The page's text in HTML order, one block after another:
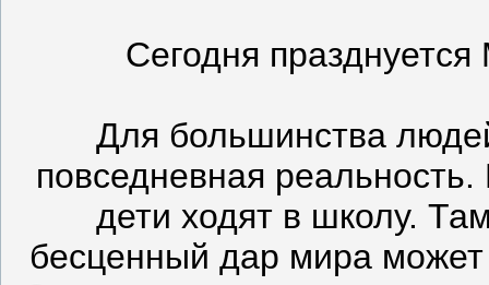
Сегодня
Для большинства
повседневная
дети ходят в школу.
бесценный дар мира